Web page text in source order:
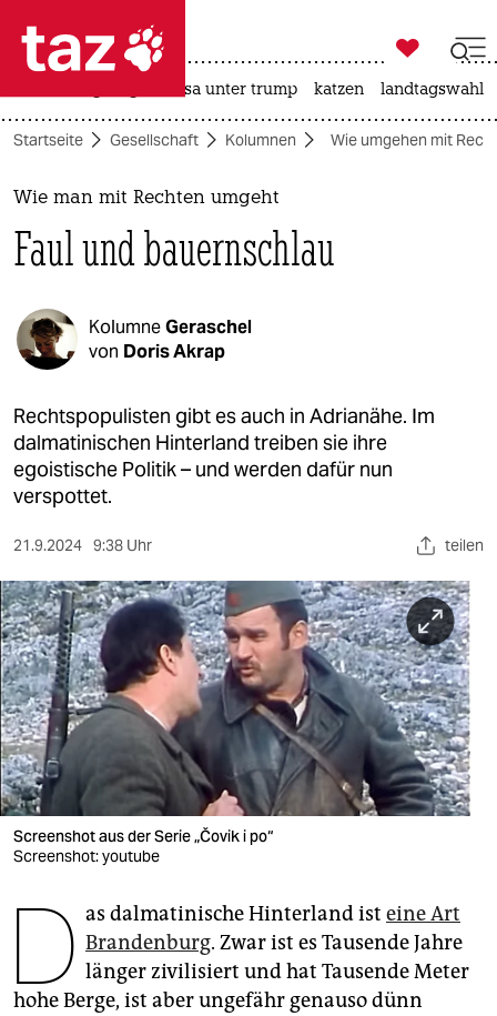
 taz zahl ich
taz zahl ich
themen
politik
öko
gesellschaft
kultur
sport
berlin
nord
wahrheit
verlag
verlag
veranstaltungen
shop
fragen & hilfe
unterstützen
abo
genossenschaft
epaper login

taz zahl ich
usa unter trump katzen landtagswahl
Startseite Gesellschaft Kolumnen Wie umgehen mit
Wie man mit Rechten umgeht
Faul und bauernschlau
KolumneGeraschel
von Doris Akrap
Rechtspopulisten gibt es auch in Adrianähe. Im
dalmatinischen Hinterland treiben sie ihre
egoistische Politik – und werden dafür nun
verspottet.
21.9.2024 9:38 Uhr teilen
Screenshot aus der Serie „Čovik i po“
Screenshot: youtube
D as dalmatinische Hinterland ist eine Art
Brandenburg. Zwar ist es Tausende Jahre
länger zivilisiert und hat Tausende Meter
hohe Berge, ist aber ungefähr genauso dünn